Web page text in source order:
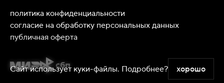
политика конфиденциальности
согласие на обработку персональных данных
публичная оферта
Сайт использует куки-файлы. Подробнее? хорошо